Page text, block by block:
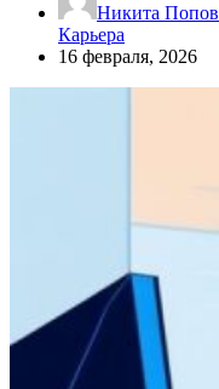
Никита Попов
Карьера
16 февраля, 2026